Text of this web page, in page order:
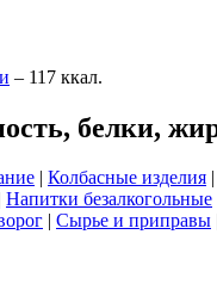
– 117 ккал.
белки,
| Колбасные изделия |
Напитки безалкогольные
| Сырье и приправы